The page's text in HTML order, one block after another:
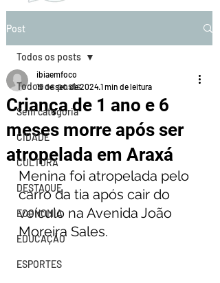
Post
Todos os posts
Sem categoria
CIDADE
CULTURA
DESTAQUE
ECONOMIA
EDUCAÇÃO
ESPORTES
Todos os posts
Criança de 1 ano e 6
meses morre após ser
atropelada em Araxá
ibiaemfoco
19 de set. de 20241 min de leitura
Menina foi atropelada pelo
carro da tia após cair do
veículo na Avenida João
Moreira Sales.